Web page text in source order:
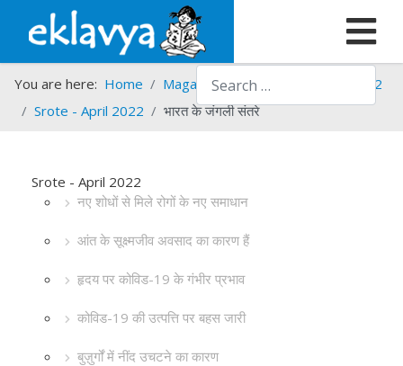
Search
You are here: Home Magazines Srote
Srote - 2022
Srote - April 2022
भारत के जंगली संतरे
Srote - April 2022
नए शोधों से मिले रोगों के नए समाधान
आंत के सूक्ष्मजीव अवसाद का कारण हैं
हृदय पर कोविड-19 के गंभीर प्रभाव
कोविड-19 की उत्पत्ति पर बहस जारी
बुज़ुर्गों में नींद उचटने का कारण